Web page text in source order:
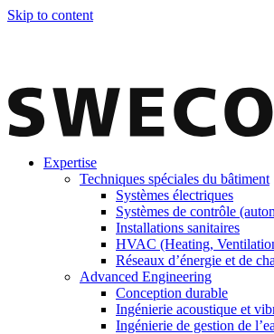
Skip to content
Expertise
Techniques spéciales du bâtiment
Systèmes électriques
Systèmes de contrôle
Installations sanitaires
HVAC (Heating,
Réseaux d’énergie et de
Advanced Engineering
Conception durable
Ingénierie acoustique et
Ingénierie de gestion de